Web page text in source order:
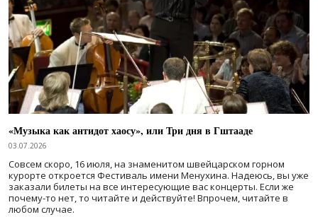
«Музыка как антидот хаосу», или Три дня в Гштааде
03.07.2026
Совсем скоро, 16 июля, на знаменитом швейцарском горном
курорте откроется Фестиваль имени Менухина. Надеюсь, вы уже
заказали билеты на все интересующие вас концерты. Если же
почему-то нет, то читайте и действуйте! Впрочем, читайте в
любом случае.